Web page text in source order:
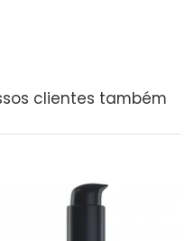
clientes também